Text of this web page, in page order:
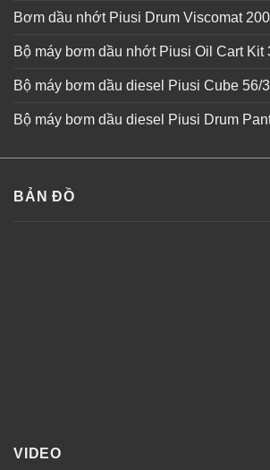
Bơm dầu nhớt Piusi Drum Viscomat
Bộ máy bơm dầu nhớt Piusi Oil Cart Kit
Bộ máy bơm dầu diesel Piusi Cube 56/
Bộ máy bơm dầu diesel Piusi Drum
BẢN ĐỒ
VIDEO